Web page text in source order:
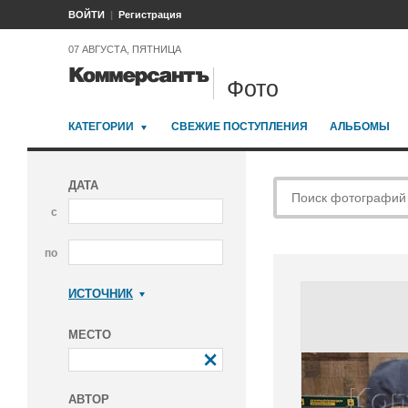
ВОЙТИ Регистрация
07 АВГУСТА, ПЯТНИЦА
Фото
КАТЕГОРИИ СВЕЖИЕ ПОСТУПЛЕНИЯ АЛЬБОМЫ
ДАТА
с
по
ИСТОЧНИК
МЕСТО
АВТОР